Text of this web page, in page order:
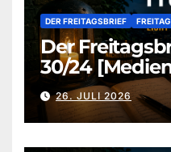
DER FREITAGSBRIEF
Der
30/24
aufklaerung-
26. JULI 2026